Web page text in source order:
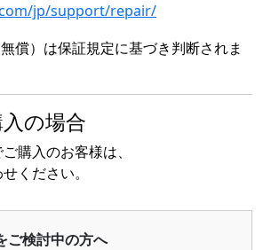
jp/support/repair/
償）は保証規定に基づき判断されま
の場合
購入のお客様は、
ください。
ご検討中の方へ